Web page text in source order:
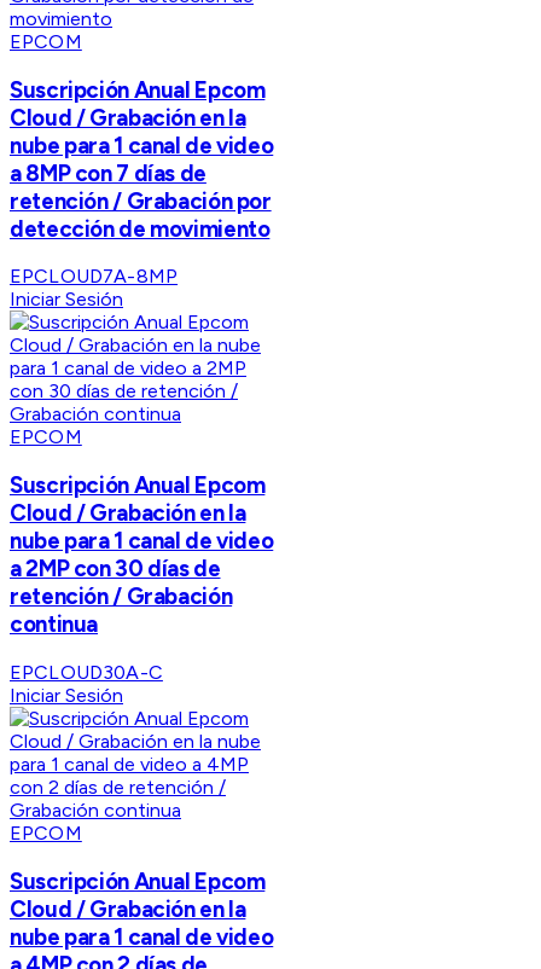
EPCOM
Suscripción Anual Epcom
Cloud / Grabación en la
nube para 1 canal de video
a 8MP con 7 días de
retención / Grabación por
detección de movimiento
EPCLOUD7A-8MP
Iniciar Sesión
EPCOM
Suscripción Anual Epcom
Cloud / Grabación en la
nube para 1 canal de video
a 2MP con 30 días de
retención / Grabación
continua
EPCLOUD30A-C
Iniciar Sesión
EPCOM
Suscripción Anual Epcom
Cloud / Grabación en la
nube para 1 canal de video